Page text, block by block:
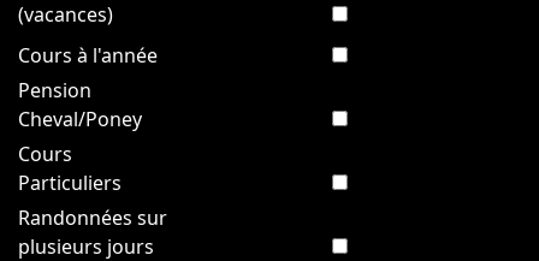
(vacances)
Cours à l'année
Pension
Cheval/Poney
Cours
Particuliers
Randonnées sur
plusieurs jours